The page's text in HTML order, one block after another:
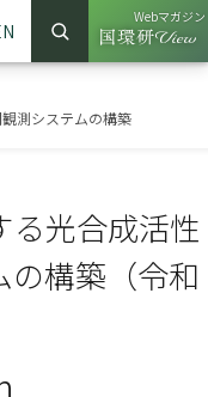
サイト内検索
検索
Webマガジン
（別ウイ
測システムの構築
る光合成活性
の構築（令和